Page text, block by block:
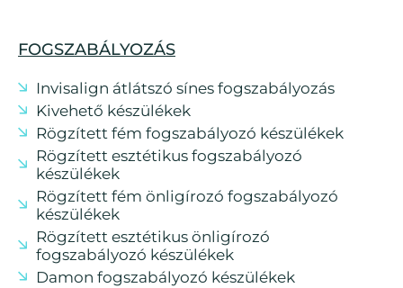
FOGSZABÁLYOZÁS
Invisalign átlátszó sínes fogszabályozás
Kivehető készülékek
Rögzített fém fogszabályozó készülékek
Rögzített esztétikus fogszabályozó
készülékek
Rögzített fém önligírozó fogszabályozó
készülékek
Rögzített esztétikus önligírozó
fogszabályozó készülékek
Damon fogszabályozó készülékek